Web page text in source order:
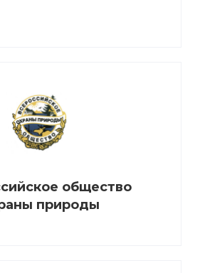
общество
природы